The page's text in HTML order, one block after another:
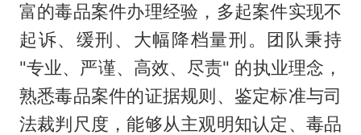
富的毒品案件办理经验，多起案件实现不
起诉、缓刑、大幅降档量刑。团队秉持
"专业、严谨、高效、尽责" 的执业理念，
熟悉毒品案件的证据规则、鉴定标准与司
法裁判尺度，能够从主观明知认定、毒品